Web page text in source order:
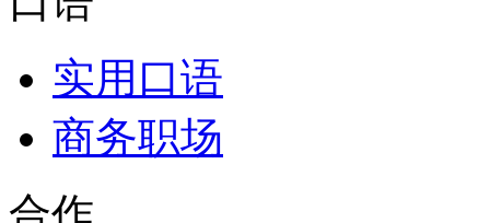
实用口语
商务职场